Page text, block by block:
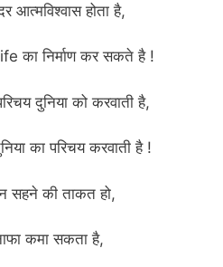
आत्मविश्वास होता है,
का निर्माण कर सकते है !
दुनिया को करवाती है,
का परिचय करवाती है !
सहने की ताकत हो,
कमा सकता है,